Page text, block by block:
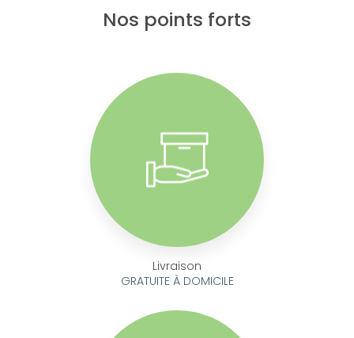
Nos points forts
Livraison
GRATUITE À DOMICILE